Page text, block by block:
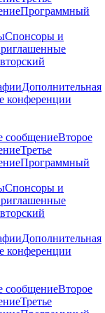
Программный
Спонсоры и
Дополнительная
конференции
сообщениеВторое
Третье
Программный
Спонсоры и
Дополнительная
конференции
сообщениеВторое
Третье